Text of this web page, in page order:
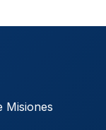
Misiones